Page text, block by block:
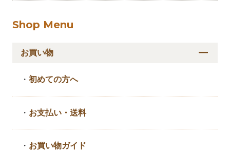
Shop Menu
お買い物
・初めての方へ
・ お支払い・送料
・ お買い物ガイド